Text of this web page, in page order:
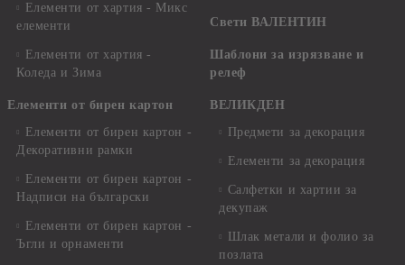
Елементи от хартия - Микс
елементи
Елементи от хартия -
Коледа и Зима
Елементи от бирен картон
Елементи от бирен картон -
Декоративни рамки
Елементи от бирен картон -
Надписи на български
Елементи от бирен картон -
Ъгли и орнаменти
Свети ВАЛЕНТИН
Шаблони за изрязване и
релеф
ВЕЛИКДЕН
Предмети за декорация
Елементи за декорация
Салфетки и хартии за
декупаж
Шлак метали и фолио за
позлата